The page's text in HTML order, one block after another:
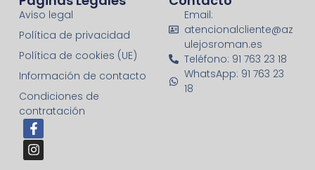
Aviso legal
Política de privacidad
Política de cookies (UE)
Información de contacto
Condiciones de
contratación
Email:
atencionalcliente@az
ulejosroman.es
Teléfono: 91 763 23 18
WhatsApp: 91 763 23
18
F
a
c
e
I
n
s
t